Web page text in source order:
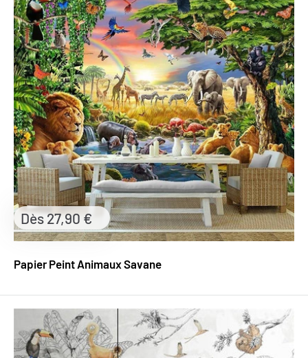
Papier Peint Animaux Savane
Prix
réduit
Dès 27,90 €